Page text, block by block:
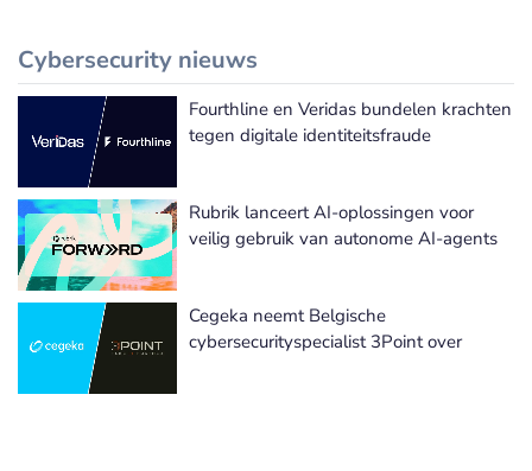
Cybersecurity nieuws
Meer Cybersecurity nieuws
Fourthline en Veridas bundelen krachten
tegen digitale identiteitsfraude
Rubrik lanceert AI-oplossingen voor
veilig gebruik van autonome AI-agents
Cegeka neemt Belgische
cybersecurityspecialist 3Point over